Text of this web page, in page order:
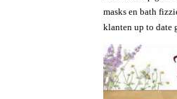
masks en bath
klanten up to date